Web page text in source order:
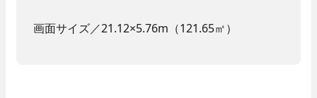
画面サイズ／21.12×5.76m（121.65㎡）